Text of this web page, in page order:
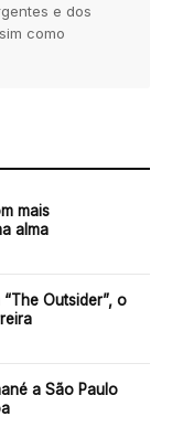
e dos
como
mais
alma
Outsider”, o
a São Paulo